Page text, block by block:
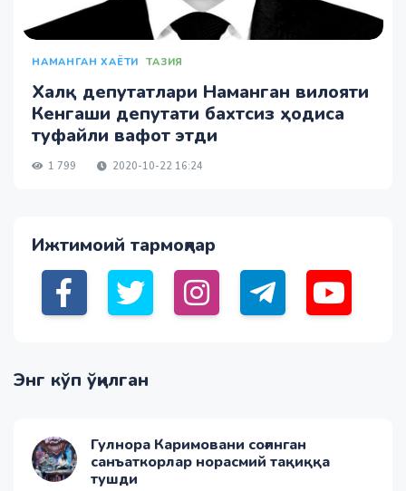
НАМАНГАН ХАЁТИ ТАЗИЯ
Халқ депутатлари Наманган вилояти
Кенгаши депутати бахтсиз ҳодиса
туфайли вафот этди
1 799 2020-10-22 16:24
Ижтимоий тармоқлар
Энг кўп ўқилган
Гулнора Каримовани соғинган
санъаткорлар норасмий тақиққа
тушди